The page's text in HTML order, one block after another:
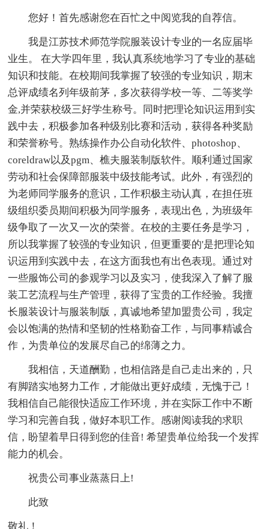
您好！首先感谢您在百忙之中阅览我的自荐信。
我是江苏技术师范学院服装设计专业的一名应届毕
业生。 在大学四年里，我认真系统地学习了专业的基础
知识和技能。在校期间我掌握了较强的专业知识，期末
总评成绩名列年级前茅，多次获得学校一等、二等奖学
金,并荣获校级三好学生称号。同时把理论知识运用到实
践中去，积极参加各种级别比赛和活动，获得各种奖励
和荣誉称号。熟练操作办公自动化软件、photoshop、
coreldraw以及pgm、樵夫服装制版软件。顺利通过国家
劳动和社会保障部服装中级技能考试。此外，有强烈的
为老师同学服务的意识，工作积极主动认真，在担任班
级组织委员期间积极为同学服务，表现出色，为班级年
级争取了一次又一次的荣誉。在校的主要任务是学习，
所以我掌握了较强的专业知识，但更重要的'是把理论知
识运用到实践中去，在这方面我也有出色表现。通过对
一些服饰公司的参观学习以及实习，使我深入了解了服
装工艺流程与生产管理，获得了宝贵的工作经验。我擅
长服装设计与服装制版，真诚地希望加盟贵公司，我定
会以饱满的热情和坚韧的性格勤奋工作，与同事精诚合
作，为贵单位的发展尽自己的绵薄之力。
我相信，天道酬勤，也相信路是自己走出来的，只
有脚踏实地努力工作，才能做出更好成绩，无愧于己！
我相信自己能很快适应工作环境，并在实际工作中不断
学习和完善自我，做好本职工作。感谢阅读我的求职
信，盼望着早日得到您的佳音! 希望贵单位给我一个发挥
能力的机会。
祝贵公司事业蒸蒸日上!
此致
敬礼！